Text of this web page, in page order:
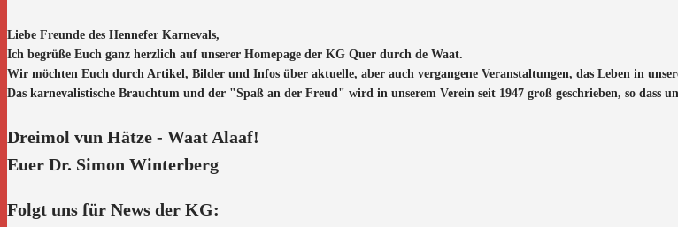
Liebe Freunde des Hennefer Karnevals,
Ich begrüße Euch ganz herzlich auf unserer Homepage der KG Quer durch de Waat.
Wir möchten Euch durch Artikel, Bilder und Infos über aktuelle, aber auch vergangene Veranstaltungen, das Leben in
Das karnevalistische Brauchtum und der "Spaß an der Freud" wird in unserem Verein seit 1947 groß geschrieben, so dass
Dreimol vun Hätze - Waat Alaaf!
Euer Dr. Simon Winterberg
Folgt uns für News der KG: